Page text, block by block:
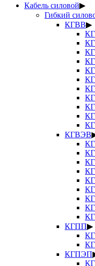
Кабель силовой▶
Гибкий
КГВВ▶
КГВЭВ
КГПП▶
КГПЭП